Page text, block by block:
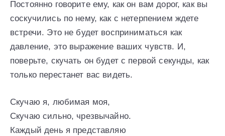
Постоянно говорите ему, как он вам дорог, как вы
соскучились по нему, как с нетерпением ждете
встречи. Это не будет восприниматься как
давление, это выражение ваших чувств. И,
поверьте, скучать он будет с первой секунды, как
только перестанет вас видеть.
Скучаю я, любимая моя,
Скучаю сильно, чрезвычайно.
Каждый день я представляю